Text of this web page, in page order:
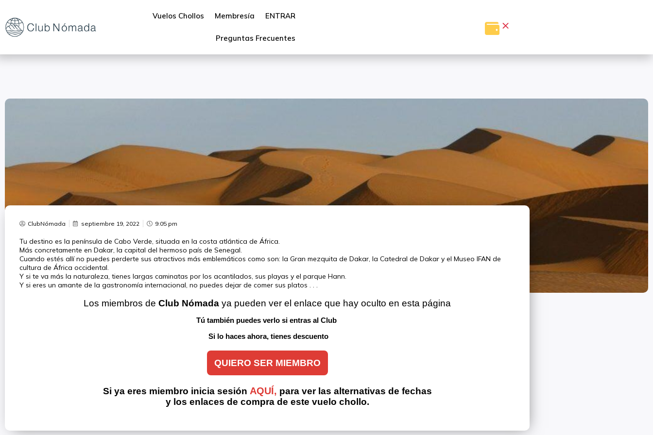
Vuelos Chollos Membresía ENTRAR
Preguntas Frecuentes
ClubNómada septiembre 19, 2022 9:05 pm
Tu destino es la península de Cabo Verde, situada en la costa atlántica de África.
Más concretamente en Dakar, la capital del hermoso país de Senegal.
Cuando estés allí no puedes perderte sus atractivos más emblemáticos como son: la Gran mezquita de Dakar, la Catedral de Dakar y el Museo IFAN de
cultura de África occidental.
Y si te va más la naturaleza, tienes largas caminatas por los acantilados, sus playas y el parque Hann.
Y si eres un amante de la gastronomía internacional, no puedes dejar de comer sus platos . . .
Los miembros de Club Nómada ya pueden ver el enlace que hay oculto en esta página
Tú también puedes verlo si entras al Club
Si lo haces ahora, tienes descuento
QUIERO SER MIEMBRO
Si ya eres miembro inicia sesión AQUÍ, para ver las alternativas de fechas
y los enlaces de compra de este vuelo chollo.